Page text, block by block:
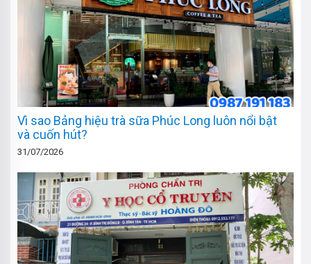
Vì sao Bảng hiệu trà sữa Phúc Long luôn nổi bật
và cuốn hút?
31/07/2026